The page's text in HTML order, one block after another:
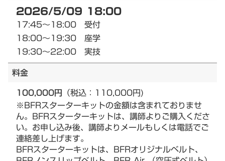
2026/5/09 18:00
17:45～18:00 受付
18:00～19:30 座学
19:30～22:00 実技
料金
100,000円 （税込：110,000円)
※BFRスターターキットの金額は含まれておりませ
ん。BFRスターターキットは、講師よりご購入くださ
い。お申し込み後、講師よりメールもしくは電話でご
連絡差し上げます。
BFRスターターキットは、BFRオリジナルベルト、